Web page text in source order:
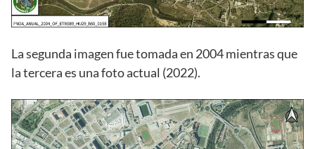
La segunda imagen fue tomada en 2004 mientras que
la tercera es una foto actual (2022).